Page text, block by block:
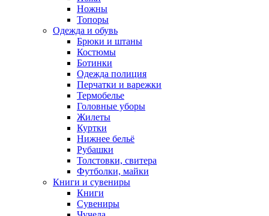
Ножны
Топоры
Одежда и обувь
Брюки и штаны
Костюмы
Ботинки
Одежда полиция
Перчатки и варежки
Термобелье
Головные уборы
Жилеты
Куртки
Нижнее бельё
Рубашки
Толстовки, свитера
Футболки, майки
Книги и сувениры
Книги
Сувениры